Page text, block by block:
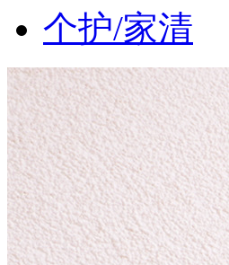
个护/家清